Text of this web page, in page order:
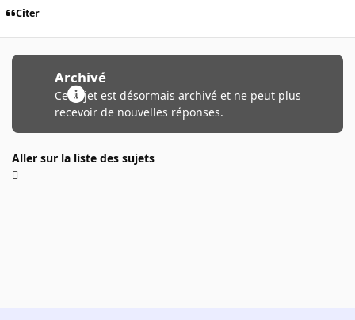
Citer
Archivé
Ce sujet est désormais archivé et ne peut plus
recevoir de nouvelles réponses.
Aller sur la liste des sujets